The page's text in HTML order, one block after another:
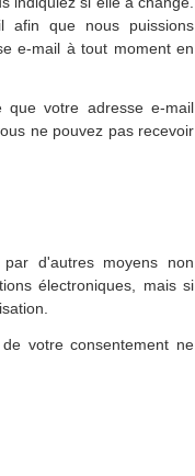
afin que nous puissions
e-mail à tout moment en
que votre adresse e-mail
ne pouvez pas recevoir
d'autres moyens non
électroniques, mais si
de votre consentement ne